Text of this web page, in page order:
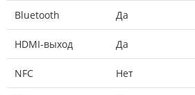
Bluetooth Да
HDMI-выход Да
NFC Нет